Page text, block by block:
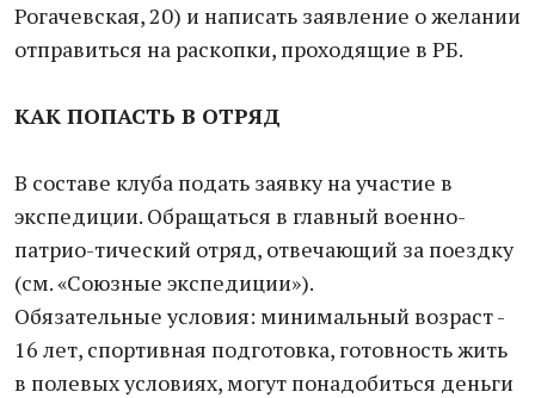
Рогачевская, 20) и написать заявление о желании
отправиться на раскопки, проходящие в РБ.
КАК ПОПАСТЬ В ОТРЯД
В составе клуба подать заявку на участие в
экспедиции. Обращаться в главный военно-
патрио-тический отряд, отвечающий за поездку
(см. «Союзные экспедиции»).
Обязательные условия: минимальный возраст -
16 лет, спортивная подготовка, готовность жить
в полевых условиях, могут понадобиться деньги